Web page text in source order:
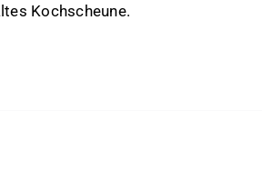
Kochscheune.